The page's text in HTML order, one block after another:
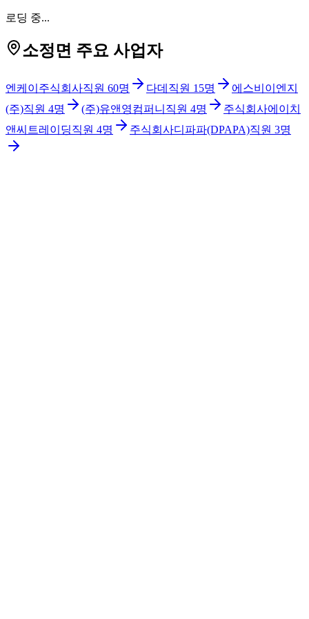
로딩 중...
소정면 주요 사업자
엔케이주식회사직원 60명 다데 직원 15명
에스비이엔지
(주)직원 4명 (주)유앤영컴퍼니 직원 4명
주식회사에이치
앤씨트레이딩직원 4명 주식회사디파파(DPAPA)직원 3명